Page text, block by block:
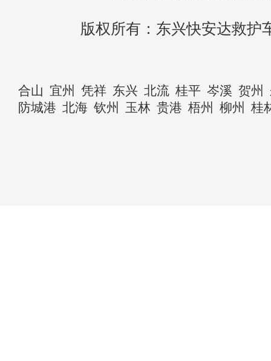
版权所有：东兴快安达救护
合山 宜州 凭祥 东兴 北流 桂平 岑溪 贺州
防城港 北海 钦州 玉林 贵港 梧州 柳州 桂